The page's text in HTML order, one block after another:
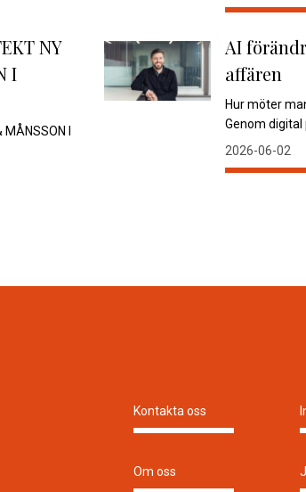
NY
I
I
AI
affären
Hur möter
Genom digital
2026-06-02
Kontakta oss
Om oss